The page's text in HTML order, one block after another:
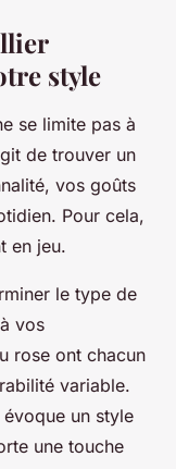
style
se limite pas à
de trouver un
vos goûts
Pour cela,
en jeu.
le type de
vos
rose ont chacun
variable.
évoque un style
une touche